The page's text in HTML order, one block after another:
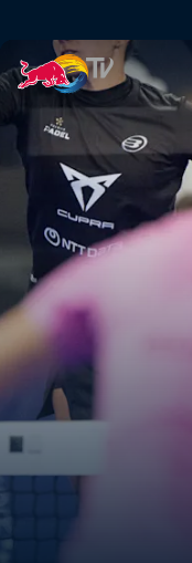
Tag 2 –